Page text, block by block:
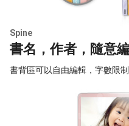
Spine
書名，作者，隨意
書背區可以自由編輯，字數限